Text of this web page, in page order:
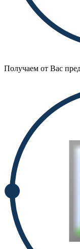
Получаем от Вас